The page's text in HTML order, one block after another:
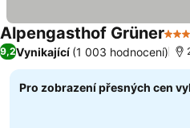
Alpengasthof Grüner4
9,2Vynikající (1 003 hodnocení)
Pro zobrazení přesných cen